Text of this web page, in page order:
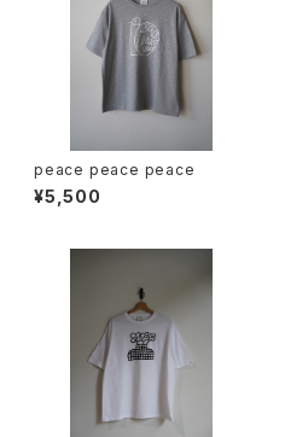
peace peace peace
¥5,500